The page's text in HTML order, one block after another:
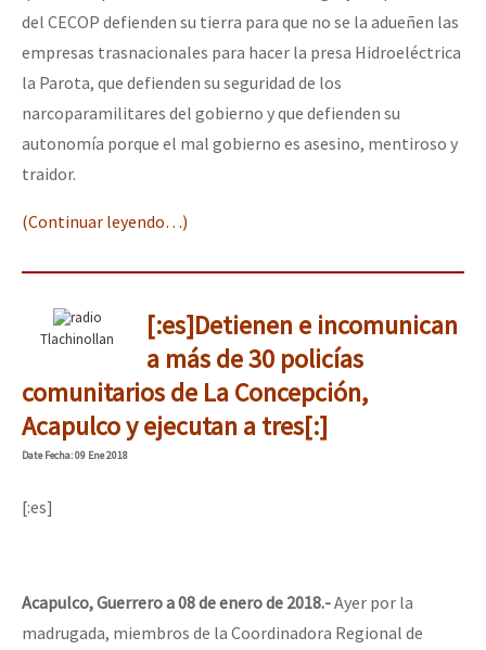
del CECOP defienden su tierra para que no se la adueñen las
empresas trasnacionales para hacer la presa Hidroeléctrica
la Parota, que defienden su seguridad de los
narcoparamilitares del gobierno y que defienden su
autonomía porque el mal gobierno es asesino, mentiroso y
traidor.
(Continuar leyendo…)
Tlachinollan
[:es]Detienen e incomunican
a más de 30 policías
comunitarios de La Concepción,
Acapulco y ejecutan a tres[:]
DateFecha: 09 Ene 2018
[:es]
Acapulco, Guerrero a 08 de enero de 2018.-Ayer por la
madrugada, miembros de la Coordinadora Regional de